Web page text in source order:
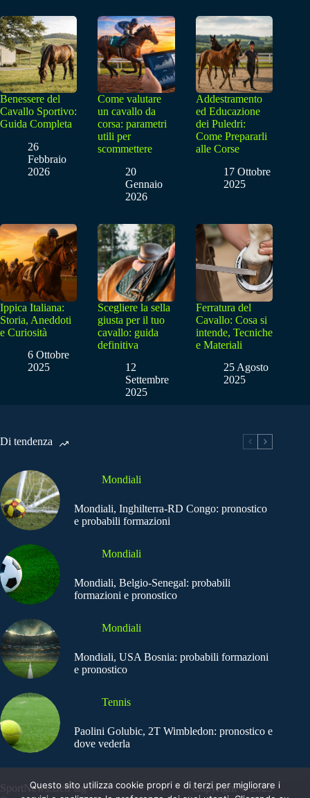
Benessere del
Cavallo Sportivo:
Guida Completa
26
Febbraio
2026
Come valutare
un cavallo da
corsa: parametri
utili per
scommettere
20
Gennaio
2026
Addestramento
ed Educazione
dei Puledri:
Come Prepararli
alle Corse
17 Ottobre
2025
Ippica Italiana:
Storia, Aneddoti
e Curiosità
6 Ottobre
2025
Scegliere la sella
giusta per il tuo
cavallo: guida
definitiva
12
Settembre
2025
Ferratura del
Cavallo: Cosa si
intende, Tecniche
e Materiali
25 Agosto
2025
Di tendenza
Mondiali
Mondiali, Inghilterra-RD Congo: pronostico
e probabili formazioni
Mondiali
Mondiali, Belgio-Senegal: probabili
formazioni e pronostico
Mondiali
Mondiali, USA Bosnia: probabili formazioni
e pronostico
Tennis
Paolini Golubic, 2T Wimbledon: pronostico e
dove vederla
SportNews.BetFlag -
Copyright © 2025
Questo sito utilizza cookie propri e di terzi per migliorare i